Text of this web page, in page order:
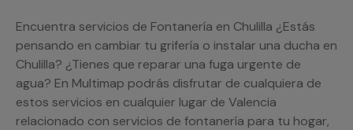
Encuentra servicios de Fontanería en Chulilla ¿Estás
pensando en cambiar tu grifería o instalar una ducha en
Chulilla? ¿Tienes que reparar una fuga urgente de
agua? En Multimap podrás disfrutar de cualquiera de
estos servicios en cualquier lugar de Valencia
relacionado con servicios de fontanería para tu hogar,